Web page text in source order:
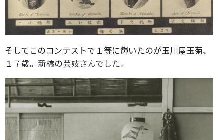
そしてこのコンテストで１等に輝いたのが玉川屋玉菊、
１７歳。新橋の芸妓さんでした。